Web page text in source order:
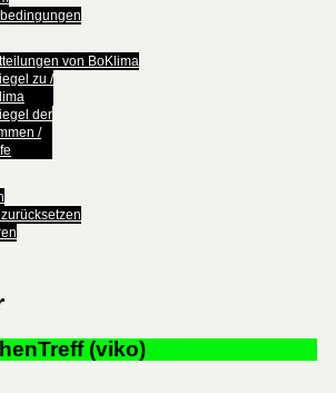
von BoKlima
zu /
der
/
(viko)